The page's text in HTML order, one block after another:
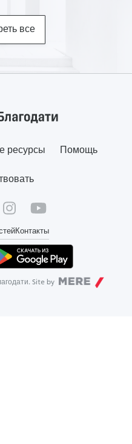
все
ресурсы Помощь
Контакты
Site by